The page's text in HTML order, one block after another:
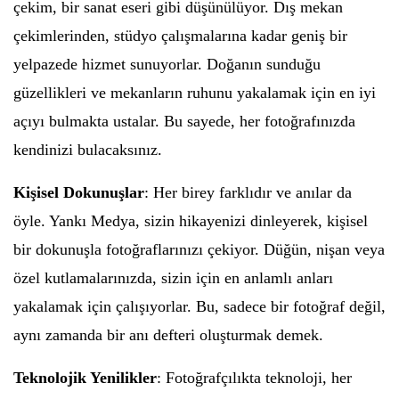
çekim, bir sanat eseri gibi düşünülüyor. Dış mekan
çekimlerinden, stüdyo çalışmalarına kadar geniş bir
yelpazede hizmet sunuyorlar. Doğanın sunduğu
güzellikleri ve mekanların ruhunu yakalamak için en iyi
açıyı bulmakta ustalar. Bu sayede, her fotoğrafınızda
kendinizi bulacaksınız.
Kişisel Dokunuşlar: Her birey farklıdır ve anılar da
öyle. Yankı Medya, sizin hikayenizi dinleyerek, kişisel
bir dokunuşla fotoğraflarınızı çekiyor. Düğün, nişan veya
özel kutlamalarınızda, sizin için en anlamlı anları
yakalamak için çalışıyorlar. Bu, sadece bir fotoğraf değil,
aynı zamanda bir anı defteri oluşturmak demek.
Teknolojik Yenilikler: Fotoğrafçılıkta teknoloji, her